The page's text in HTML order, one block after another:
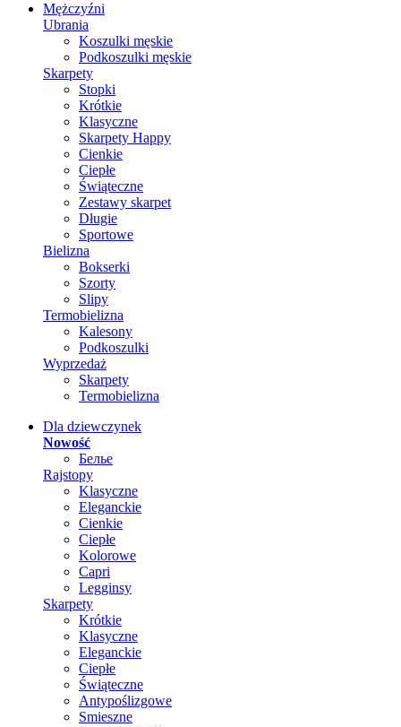
Mężczyźni
Ubrania
Koszulki męskie
Podkoszulki męskie
Skarpety
Stopki
Krótkie
Klasyczne
Skarpety Happy
Cienkie
Ciepłe
Świąteczne
Zestawy skarpet
Długie
Sportowe
Bielizna
Bokserki
Szorty
Slipy
Termobielizna
Kalesony
Podkoszulki
Wyprzedaż
Skarpety
Termobielizna
Dla dziewczynek
Nowość
Белье
Rajstopy
Klasyczne
Eleganckie
Cienkie
Ciepłe
Kolorowe
Capri
Legginsy
Skarpety
Krótkie
Klasyczne
Eleganckie
Ciepłe
Świąteczne
Antypoślizgowe
Smieszne